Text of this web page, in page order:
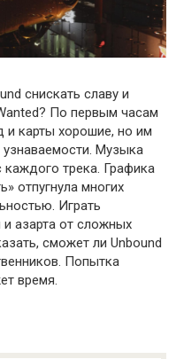
снискать славу и
По первым часам
и карты хорошие, но им
узнаваемости. Музыка
трека. Графика
отпугнула многих
Играть
азарта от сложных
сможет ли Unbound
Попытка
время.